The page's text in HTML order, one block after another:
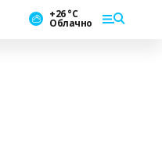
+26 °С
Облачно